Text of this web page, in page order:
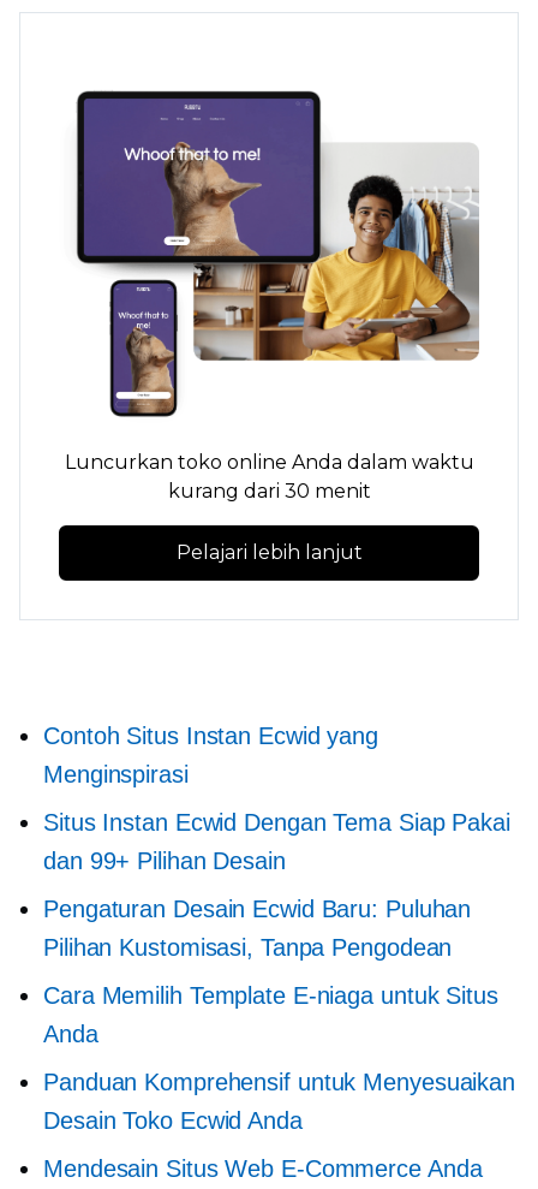
Luncurkan toko online Anda dalam waktu
kurang dari 30 menit
Pelajari lebih lanjut
Contoh Situs Instan Ecwid yang
Menginspirasi
Situs Instan Ecwid Dengan Tema Siap Pakai
dan 99+ Pilihan Desain
Pengaturan Desain Ecwid Baru: Puluhan
Pilihan Kustomisasi, Tanpa Pengodean
Cara Memilih Template E-niaga untuk Situs
Anda
Panduan Komprehensif untuk Menyesuaikan
Desain Toko Ecwid Anda
Mendesain Situs Web E-Commerce Anda